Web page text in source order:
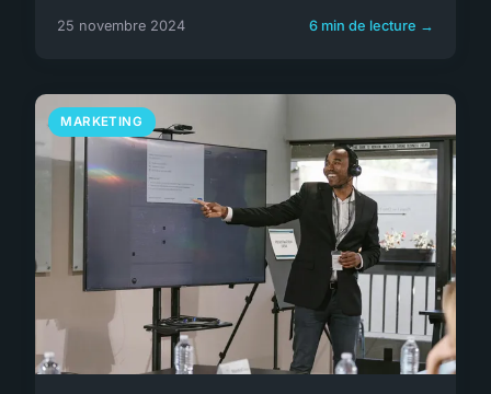
25 novembre 2024 6 min de lecture →
MARKETING